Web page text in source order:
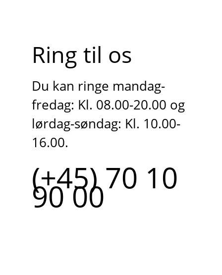
Ring til os
Du kan ringe mandag-
fredag: Kl. 08.00-20.00 og
lørdag-søndag: Kl. 10.00-
16.00.
(+45) 70 10
90 00